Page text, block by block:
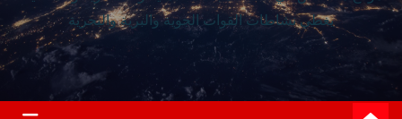
يغطي نشاطات القوات الجوية والبرية والبحرية